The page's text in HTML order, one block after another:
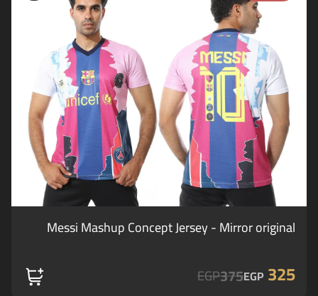
Messi Mashup Concept Jersey - Mirror original
325
EGP
375
EGP